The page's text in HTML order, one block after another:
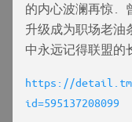
的内心波澜再惊.
升级成为职场老
中永远记得联盟的
https://
id=595137208099